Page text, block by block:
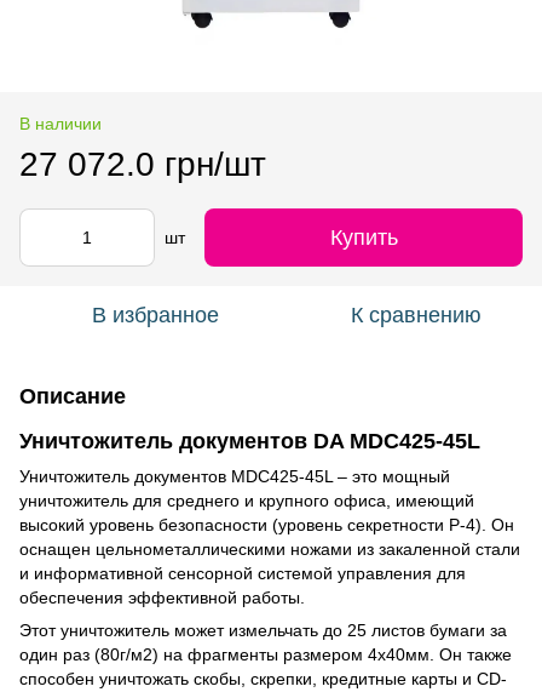
В наличии
27 072.0 грн/шт
шт Купить
В избранное К сравнению
Описание
Уничтожитель документов DA MDC425-45L
Уничтожитель документов MDC425-45L – это мощный
уничтожитель для среднего и крупного офиса, имеющий
высокий уровень безопасности (уровень секретности P-4). Он
оснащен цельнометаллическими ножами из закаленной стали
и информативной сенсорной системой управления для
обеспечения эффективной работы.
Этот уничтожитель может измельчать до 25 листов бумаги за
один раз (80г/м2) на фрагменты размером 4х40мм. Он также
способен уничтожать скобы, скрепки, кредитные карты и CD-